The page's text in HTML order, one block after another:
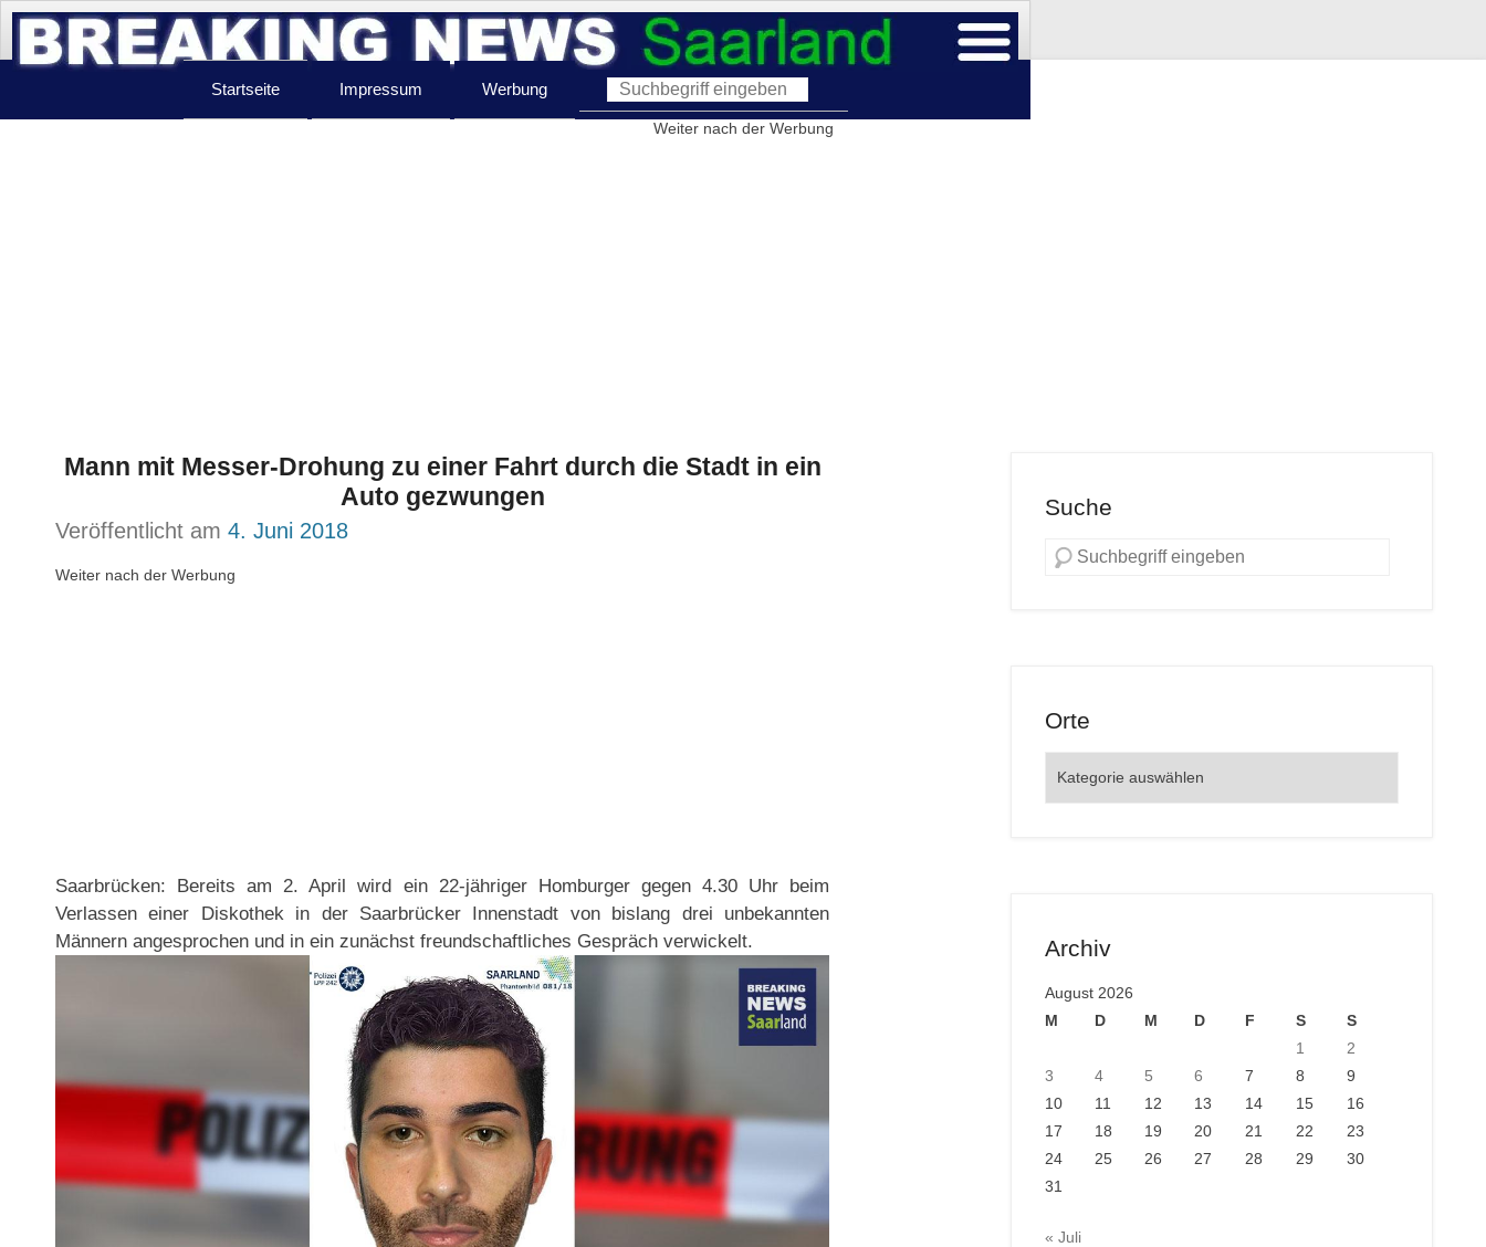
Startseite Impressum Werbung
Weiter nach der Werbung
Mann mit Messer-Drohung zu einer Fahrt durch die Stadt in ein
Auto gezwungen
Veröffentlicht am 4. Juni 2018
Weiter nach der Werbung
Saarbrücken: Bereits am 2. April wird ein 22-jähriger Homburger gegen 4.30 Uhr beim
Verlassen einer Diskothek in der Saarbrücker Innenstadt von bislang drei unbekannten
Männern angesprochen und in ein zunächst freundschaftliches Gespräch verwickelt.
Suche
Orte
Archiv
August 2026
M
D M D F S
S
1
2
3
4 5 6 7 8
9
10
11 12 13 14 15
16
17
18 19 20 21 22
23
24
25 26 27 28 29
30
31
« Juli